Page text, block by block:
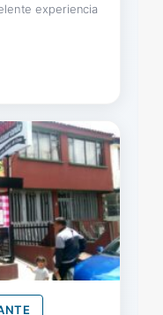
experiencia